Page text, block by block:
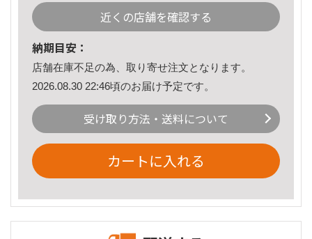
近くの店舗を確認する
納期目安：
店舗在庫不足の為、取り寄せ注文となります。
2026.08.30 22:46頃のお届け予定です。
受け取り方法・送料について
カートに入れる